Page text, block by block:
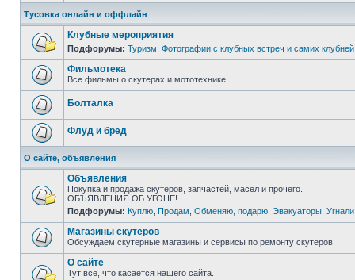
Тусовка онлайн и оффлайн
Клубные мероприятия
Подфорумы: Туризм Фотографии с клубных встреч и самих клубней
Фильмотека
Все фильмы о скутерах и мототехнике.
Болталка
Флуд и бред
О сайте, объявления
Объявления
Покупка и продажа скутеров, запчастей, масел и прочего.
ОБЪЯВЛЕНИЯ ОБ УГОНЕ!
Подфорумы: Куплю Продам Обменяю, подарю Эвакуаторы Угнали
Магазины скутеров
Обсуждаем скутерные магазины и сервисы по ремонту скутеров.
О сайте
Тут все, что касается нашего сайта.